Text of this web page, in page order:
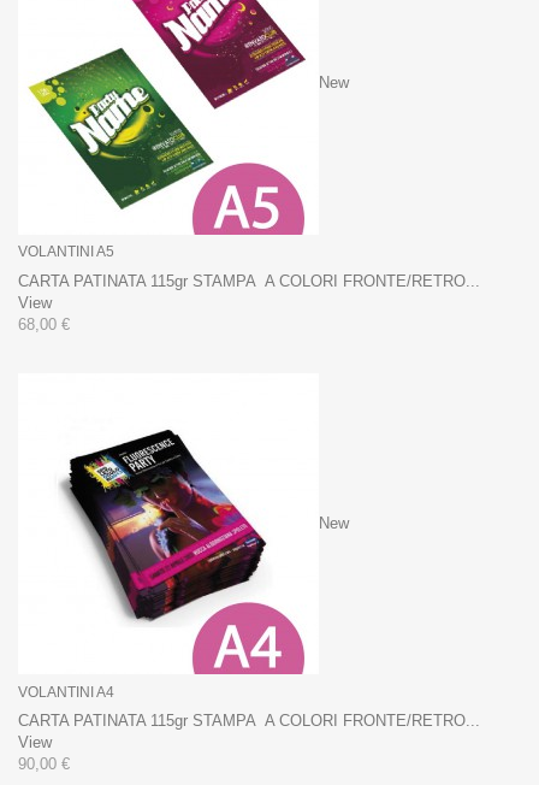
New
VOLANTINI A5
CARTA PATINATA 115gr STAMPA A COLORI FRONTE/RETRO...
View
68,00 €
New
VOLANTINI A4
CARTA PATINATA 115gr STAMPA A COLORI FRONTE/RETRO...
View
90,00 €